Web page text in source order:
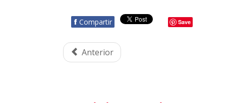
f Compartir Save
Anterior